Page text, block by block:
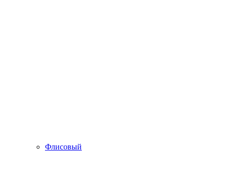
Флисовый